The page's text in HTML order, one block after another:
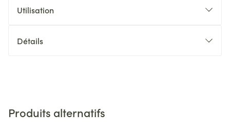
Utilisation
Détails
Produits alternatifs